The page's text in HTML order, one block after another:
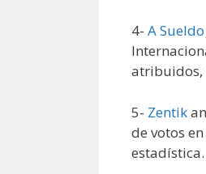
4- A
atribuidos,
5- Zentik
de votos
estadística.